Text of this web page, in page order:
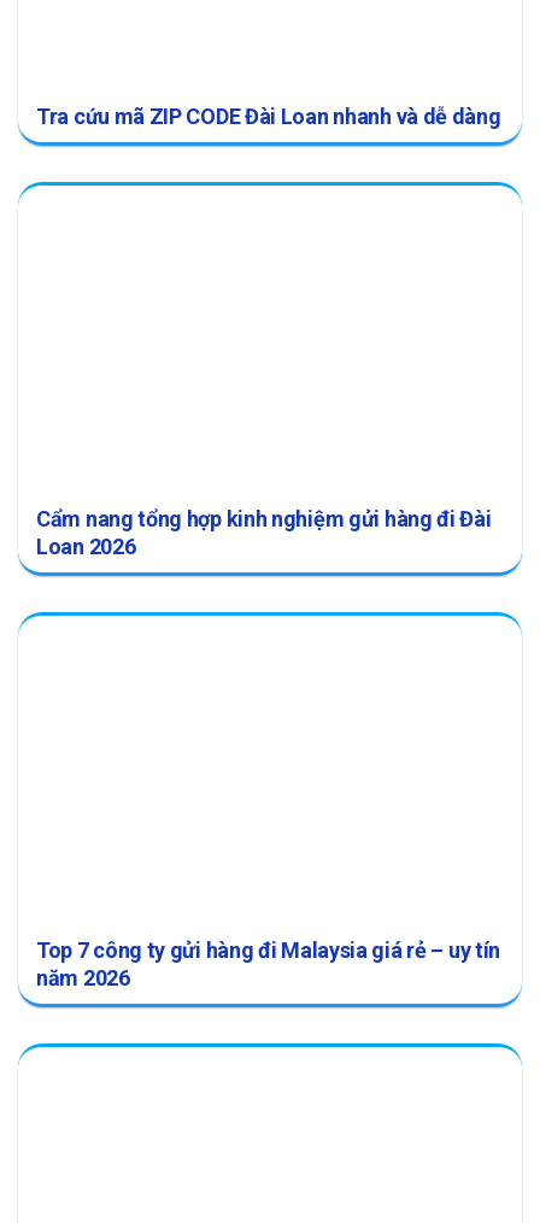
Tra cứu mã ZIP CODE Đài Loan nhanh và dễ dàng
Cẩm nang tổng hợp kinh nghiệm gửi hàng đi Đài
Loan 2026
Top 7 công ty gửi hàng đi Malaysia giá rẻ – uy tín
năm 2026